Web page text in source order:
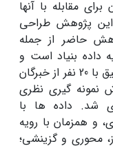
مقابله با آنها
این پژوهش طراحی
حاضر از جمله
داده بنیاد است و
داده های مورد نیاز از طریق مصاحبه عمیق با 20 نفر از خبرگان
نمونه گیری نظری
شد. داده ها با
و همزمان با رویه
محوری و گزینشی؛